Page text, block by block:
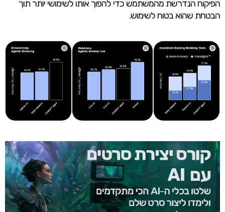
הפיקוח הנדרשת מהמשתמש כדי להפוך אותו לשימושי יותר תוך
הבטחת שהוא בטוח לשימוש.